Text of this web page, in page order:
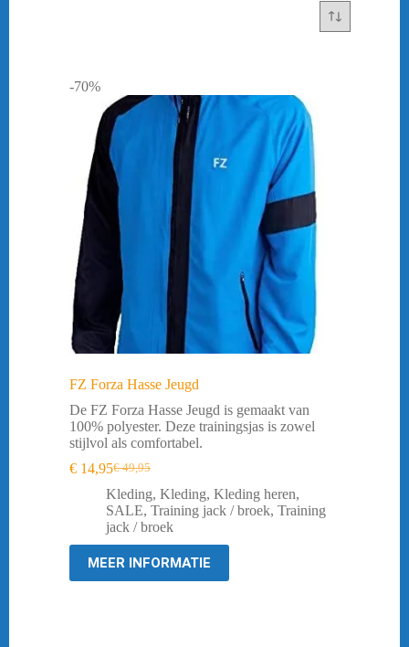
-70%
FZ Forza Hasse Jeugd
De FZ Forza Hasse Jeugd is gemaakt van
100% polyester. Deze trainingsjas is zowel
stijlvol als comfortabel.
€49,95
Oorspronkelijke
prijs
was:
€ 49,95.
€ 14,95Huidige
prijs
is:
€ 14,95.
Kleding, Kleding, Kleding heren,
SALE, Training jack / broek, Training
jack / broek
MEER INFORMATIE